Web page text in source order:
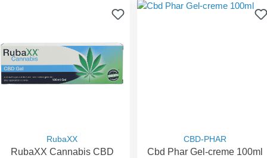
RubaXX
RubaXX Cannabis CBD
CBD-PHAR
Cbd Phar Gel-creme 100ml